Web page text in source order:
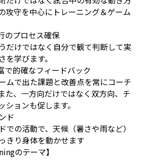
攻守を中心にトレーニング＆ゲーム
プロセス確保
だけではなく自分で観て判断して実
学びます。
で的確なフィードバック
ムで出た課題と改善点を常にコーチ
た、一方向だけではなく双方向、チ
ョンも促します。
ド
での活動で、天候（暑さや雨など）
きり身体を動かせます
のテーマ】